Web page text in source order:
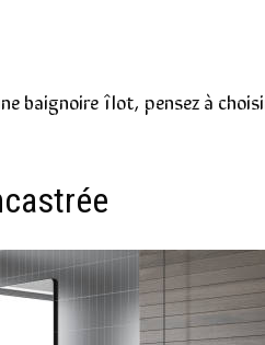
baignoire îlot, pensez à